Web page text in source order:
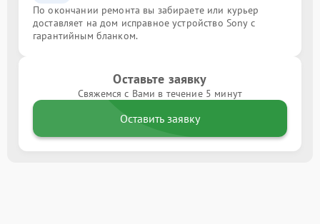
По окончании ремонта вы забираете или курьер
доставляет на дом исправное устройство Sony с
гарантийным бланком.
Оставьте заявку
Свяжемся с Вами в течение 5 минут
Оставить заявку